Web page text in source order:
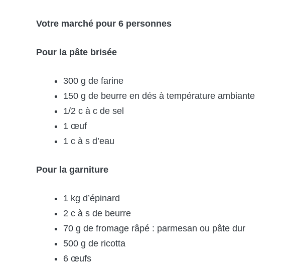
Votre marché pour 6 personnes
Pour la pâte brisée
300 g de farine
150 g de beurre en dés à température ambiante
1/2 c à c de sel
1 œuf
1 c à s d’eau
Pour la garniture
1 kg d’épinard
2 c à s de beurre
70 g de fromage râpé : parmesan ou pâte dur
500 g de ricotta
6 œufs